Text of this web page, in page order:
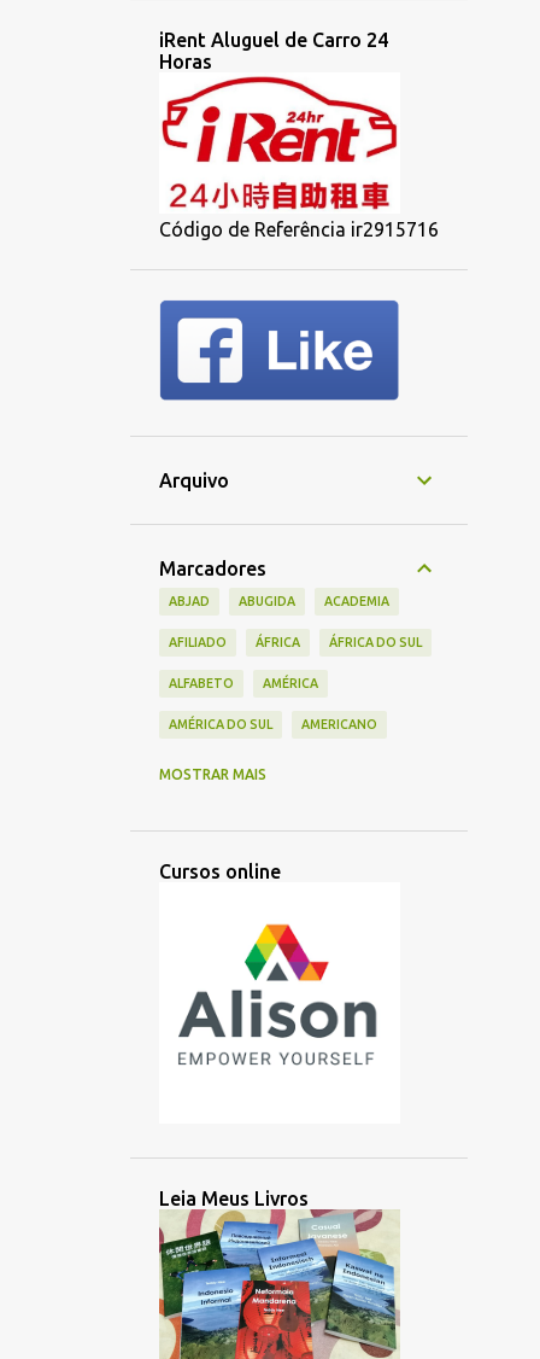
iRent Aluguel de Carro 24
Horas
Código de Referência ir2915716
Arquivo
Marcadores
ABJAD ABUGIDA ACADEMIA
AFILIADO ÁFRICA ÁFRICA DO SUL
ALFABETO AMÉRICA
AMÉRICA DO SUL AMERICANO
ARTIST
ÁSIA CENTRAL ÁSIA ORIENTAL
ATIVIDADE AUDIÇÃO AUDIO
AULA AUSTRONÉSIA
BATANES BAYBAYIN BILINGUE
BOLÍVIA BRAHMI BRASIL
BRITÂNICO BRUNEI BUSUU
CAMBOJA CANADÁ CANADENSE
MOSTRAR MAIS
Cursos online
Leia Meus Livros